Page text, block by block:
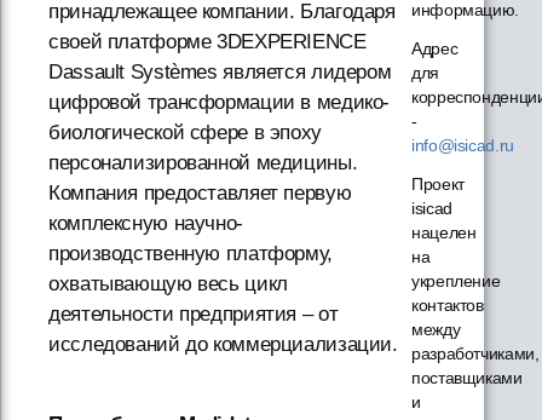
принадлежащее компании. Благодаря
своей платформе 3DEXPERIENCE
Dassault Systèmes является лидером
цифровой трансформации в медико-
биологической сфере в эпоху
персонализированной медицины.
Компания предоставляет первую
комплексную научно-
производственную платформу,
охватывающую весь цикл
деятельности предприятия – от
исследований до коммерциализации.
информацию.
Адрес
для
-
info@isicad.ru
Проект
isicad
нацелен
на
укрепление
контактов
между
разработчиками,
поставщиками
и